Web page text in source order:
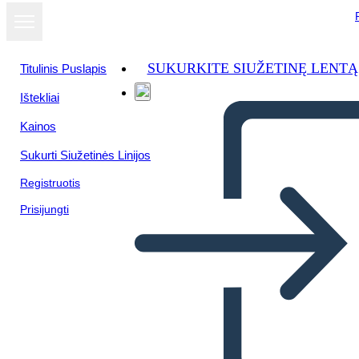
Titulinis Puslapis
Ištekliai
Kainos
Sukurti Siužetinės Linijos
Registruotis
Prisijungti
SUKURKITE SIUŽETINĘ LENTĄ